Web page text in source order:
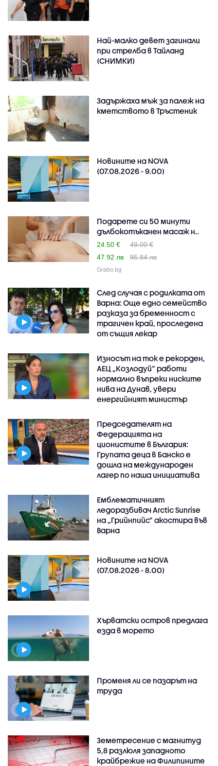
Най-малко девет загинали
при стрелба в Тайланд
(СНИМКИ)
Задържаха мъж за палеж на
кметството в Тръстеник
Новините на NOVA
(07.08.2026 - 9.00)
Подарете си 50 минути
дълбокотъканен масаж н..
24.50 €
49.00 €
47.92 лв
95.84 лв
Grabo.bg
След случая с родилката от
Варна: Още едно семейство
разказа за бременност с
трагичен край, проследена
от същия лекар
Износът на ток е рекорден,
АЕЦ „Козлодуй“ работи
нормално въпреки ниските
нива на Дунав, увери
енергийният министър
Председателят на
Федерацията на
ционистите в България:
Групата деца в Банско е
дошла на международен
лагер по наша инициатива
Емблематичният
ледоразбивач Arctic Sunrise
на „Грийнпийс” акостира във
Варна
Новините на NOVA
(07.08.2026 - 8.00)
Хърватски остров предлага
езда в морето
Променя ли се пазарът на
труда
Земетресение с магнитуд
5,8 разлюля западното
крайбрежие на Филипините